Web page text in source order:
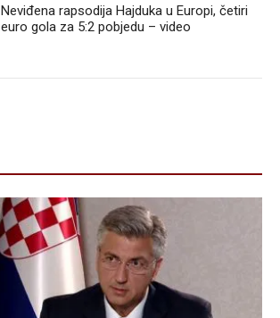
Neviđena rapsodija Hajduka u Europi, četiri
euro gola za 5:2 pobjedu – video